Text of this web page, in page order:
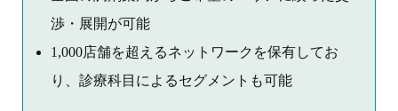
渉・展開が可能
1,000店舗を超えるネットワークを保有してお
り、診療科目によるセグメントも可能